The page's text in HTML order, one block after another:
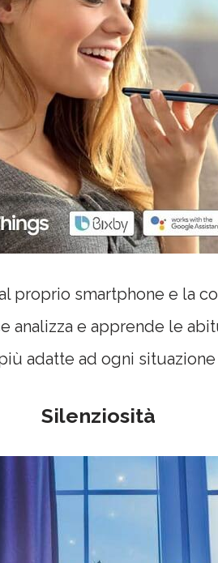
proprio smartphone e la
analizza e apprende le
adatte ad ogni situazione
Silenziosità